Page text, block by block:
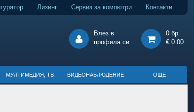
Лизинг Сервиз за компютри Контакти
Влез в
профила си
0 бр.
€ 0.00
МУЛТИМЕДИЯ, ТВ ВИДЕОНАБЛЮДЕНИЕ ОЩЕ